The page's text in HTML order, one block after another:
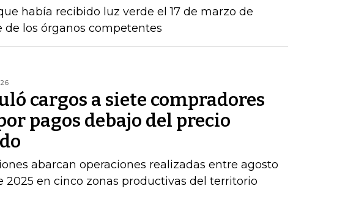
había recibido luz verde el 17 de marzo de
de los órganos competentes
cargos a siete compradores
pagos debajo del precio
abarcan operaciones realizadas entre agosto
2025 en cinco zonas productivas del territorio